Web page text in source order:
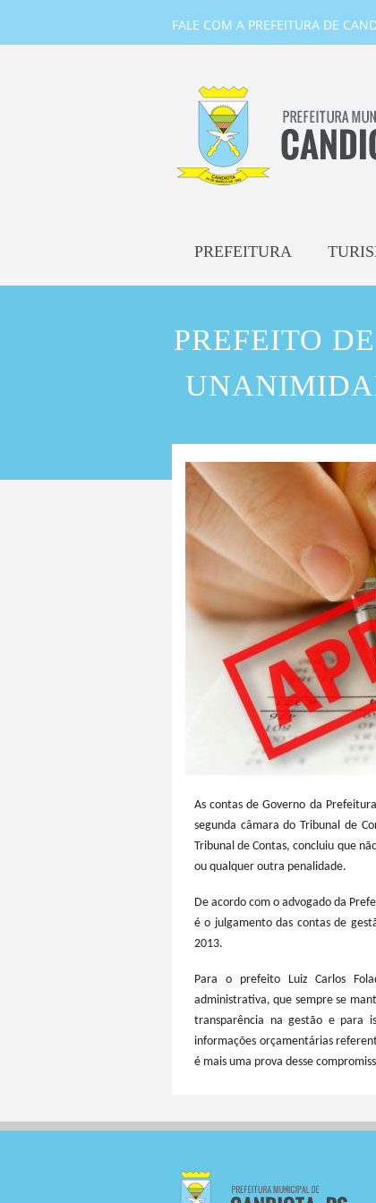
FALE COM A PREFEITURA DE
PREFEITURA
PREFEITO
As contas de Governo da
segunda câmara do Tribunal de
Tribunal de Contas, concluiu que
ou qualquer outra penalidade.
De acordo com o advogado da
é o julgamento das contas de
2013.
Para o prefeito Luiz Carlos
administrativa, que sempre se
transparência na gestão e para
informações orçamentárias
é mais uma prova desse